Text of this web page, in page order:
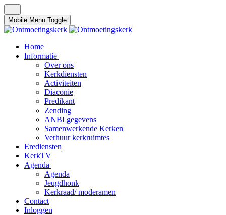
Mobile Menu Toggle
Home
Informatie
Over ons
Kerkdiensten
Activiteiten
Diaconie
Predikant
Zending
ANBI gegevens
Samenwerkende Kerken
Verhuur kerkruimtes
Erediensten
KerkTV
Agenda
Agenda
Jeugdhonk
Kerkraad/ moderamen
Contact
Inloggen